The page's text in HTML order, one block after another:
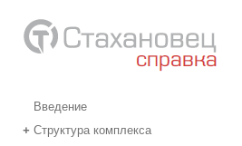
Введение
+ Структура комплекса